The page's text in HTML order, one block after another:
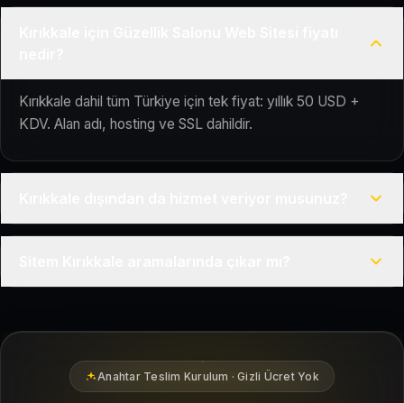
Kırıkkale dahil tüm Türkiye için tek fiyat: yıllık 50 USD +
KDV. Alan adı, hosting ve SSL dahildir.
Kırıkkale bölgesindeki yerel müşterilerin sizi bulmasına
Anahtar Teslim Kurulum · Gizli Ücret Yok